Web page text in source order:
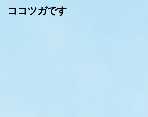
ココツガです